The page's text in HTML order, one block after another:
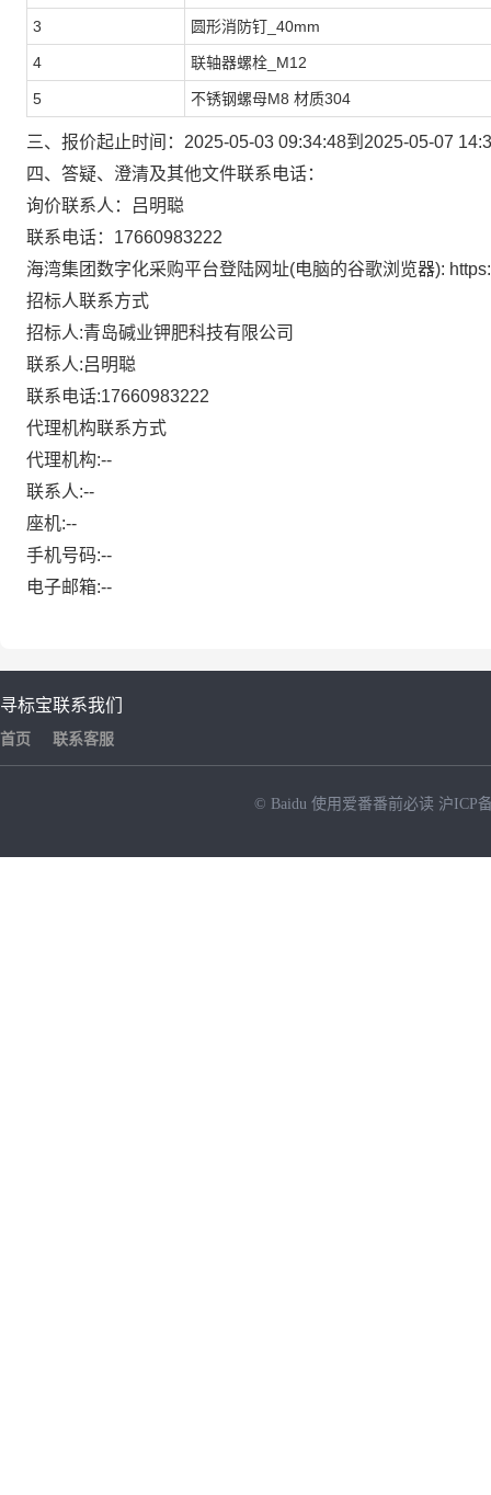
3 圆形消防钉_40mm
4 联轴器螺栓_M12
5 不锈钢螺母M8 材质304
三、报价起止时间： 2025-05-03 09:34:48到2025-05-07
四、答疑、澄清及其他文件联系电话：
询价联系人：吕明聪
联系电话：17660983222
海湾集团数字化采购平台登陆网址(电脑的谷歌浏览器):
招标人联系方式
招标人:青岛碱业钾肥科技有限公司
联系人:吕明聪
联系电话:17660983222
代理机构联系方式
代理机构:--
联系人:--
座机:--
手机号码:--
电子邮箱:--
寻标宝
首页
联系我们
联系客服
© Baidu 使用爱番番前必读 沪ICP